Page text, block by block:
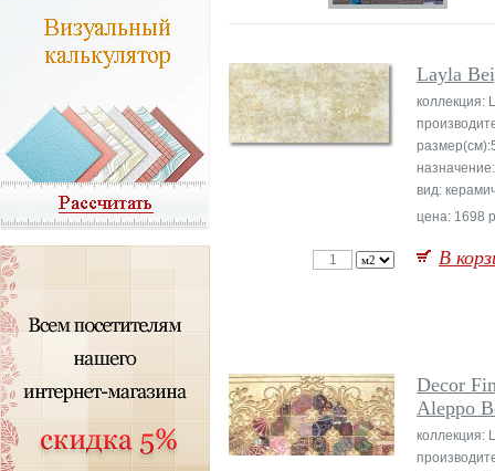
Layla
коллекция:
вид:
цена: 1698
В
Decor
Aleppo
коллекция: